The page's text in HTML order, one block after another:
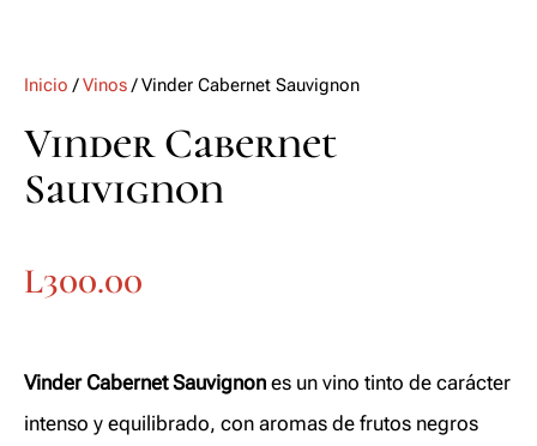
Inicio /Vinos/ Vinder Cabernet Sauvignon
Vinder Cabernet
Sauvignon
L300.00
Vinder Cabernet Sauvignon es un vino tinto de carácter
intenso y equilibrado, con aromas de frutos negros